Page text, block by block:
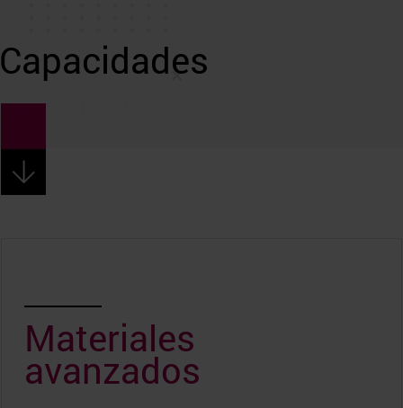
Capacidades
Materiales
avanzados